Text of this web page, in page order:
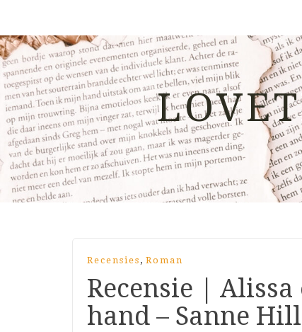
Recensies , Roman
Recensie |
hand – Sanne